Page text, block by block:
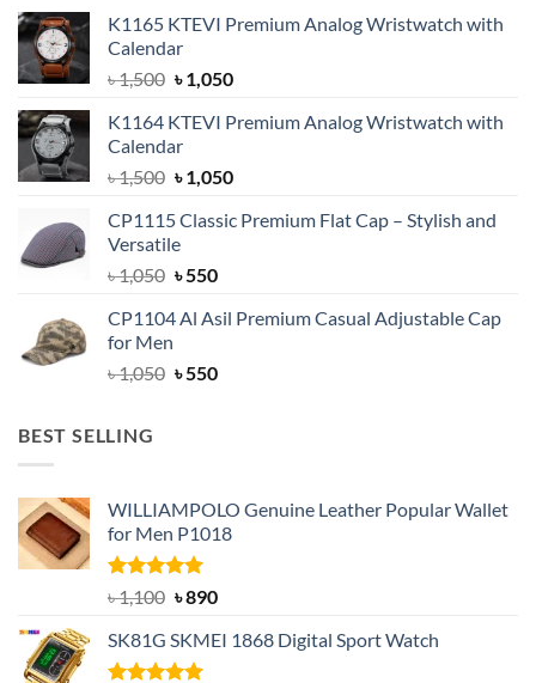
K1165 KTEVI Premium Analog Wristwatch with
Calendar
৳1,500 Original
was:
৳ 1,500.
৳1,050Current
is:
K1164 KTEVI Premium Analog Wristwatch with
Calendar
৳1,500 Original
was:
৳ 1,500.
৳1,050Current
is:
CP1115 Classic Premium Flat Cap – Stylish and
Versatile
৳1,050 Original
was:
৳550Current
is:
CP1104 Al Asil Premium Casual Adjustable Cap
for Men
৳1,050 Original
৳550Current
BEST SELLING
WILLIAMPOLO Genuine Leather Popular Wallet
for Men P1018
Rated5.00
out of 5
৳1,100 Original
was:
৳ 1,100.
৳890Current
is:
SK81G SKMEI 1868 Digital Sport Watch